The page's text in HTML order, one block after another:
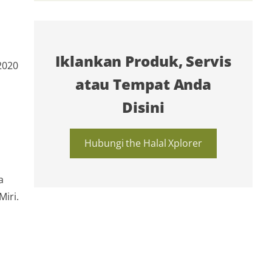
Iklankan Produk, Servis
atau Tempat Anda
Disini
Hubungi the Halal Xplorer